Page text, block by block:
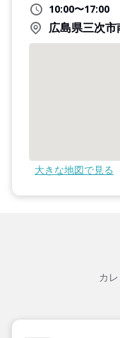
10:00〜17:00
広島県三次
大きな地図で見る
カ